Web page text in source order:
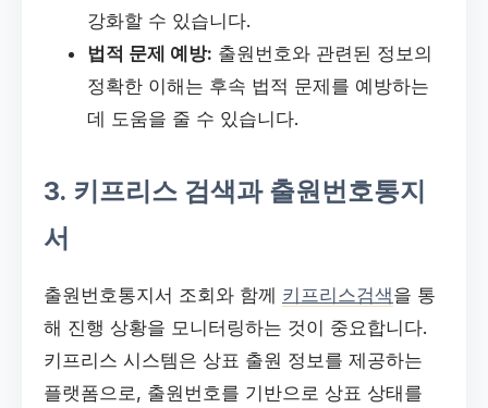
강화할 수 있습니다.
법적 문제 예방: 출원번호와 관련된 정보의
정확한 이해는 후속 법적 문제를 예방하는
데 도움을 줄 수 있습니다.
3. 키프리스 검색과 출원번호통지
서
출원번호통지서 조회와 함께 키프리스검색을 통
해 진행 상황을 모니터링하는 것이 중요합니다.
키프리스 시스템은 상표 출원 정보를 제공하는
플랫폼으로, 출원번호를 기반으로 상표 상태를